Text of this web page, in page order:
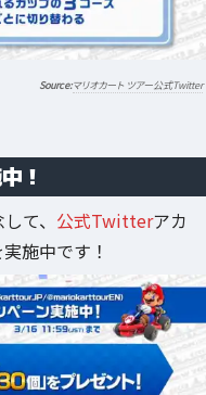
マリオカート ツアー公式Twitter
！
て、 公式Twitterアカ
施中です！